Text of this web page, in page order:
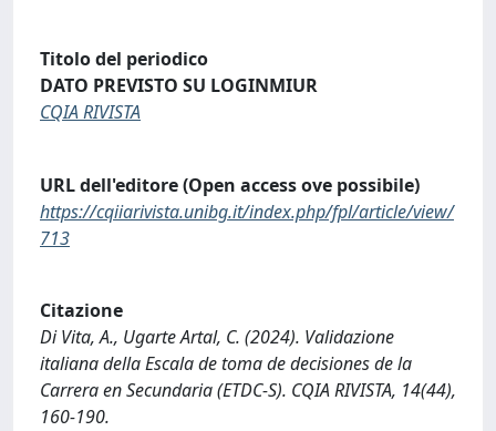
Titolo del periodico
DATO PREVISTO SU LOGINMIUR
CQIA RIVISTA
URL dell'editore (Open access ove possibile)
https://cqiiarivista.unibg.it/index.php/fpl/article/view/
713
Citazione
Di Vita, A., Ugarte Artal, C. (2024). Validazione
italiana della Escala de toma de decisiones de la
Carrera en Secundaria (ETDC-S). CQIA RIVISTA, 14(44),
160-190.